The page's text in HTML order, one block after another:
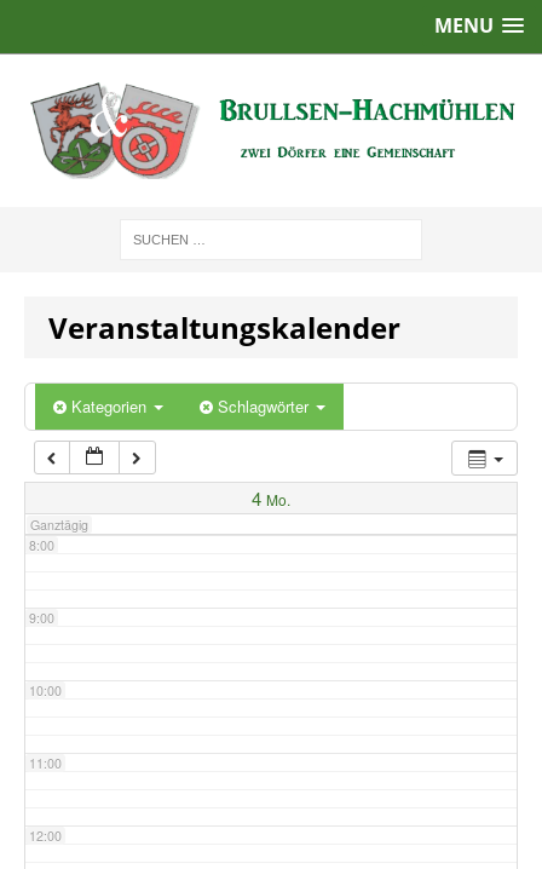
MENU
Veranstaltungskalender
Kategorien Schlagwörter
4 Mo.
Ganztägig
2:00
5:00
7:00
8:00
9:00
10:00
11:00
12:00